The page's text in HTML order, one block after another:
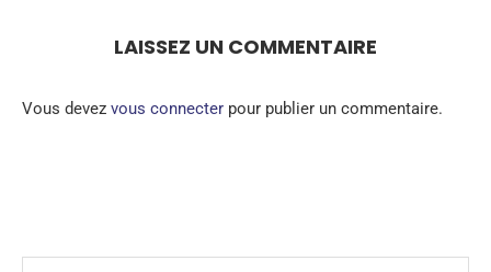
LAISSEZ UN COMMENTAIRE
Vous devez vous connecter pour publier un commentaire.